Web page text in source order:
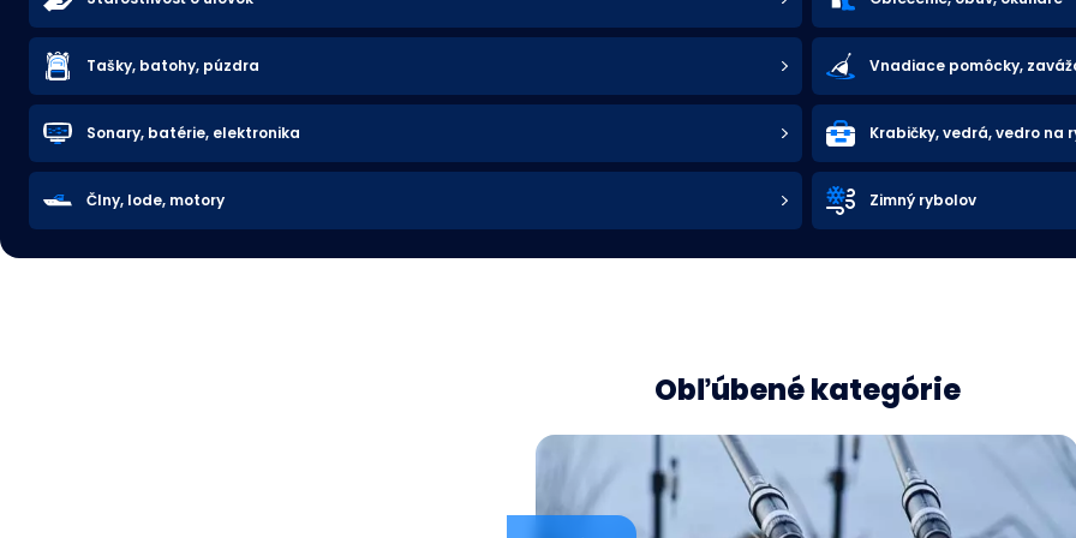
Tašky, batohy, púzdra Vnadiace pomôcky,
Sonary, batérie, elektronika Krabičky, vedrá, vedro na
Člny, lode, motory Zimný rybolov
Obľúbené kategórie